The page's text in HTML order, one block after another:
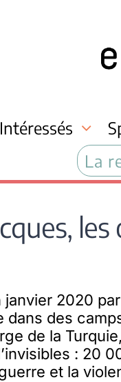
Intéressés
La
janvier 2020
dans des
de la
: 20
et la